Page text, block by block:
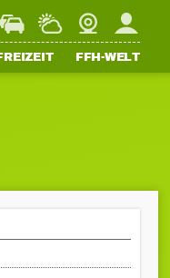
StaupilotWetterWebcamMein FFH
FFH-WELT